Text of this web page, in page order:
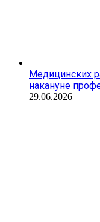
Медицинских
накануне
29.06.2026